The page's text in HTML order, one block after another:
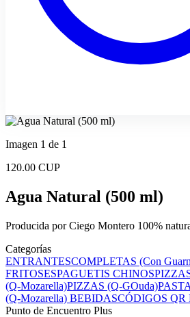
Imagen 1 de 1
120.00 CUP
Agua Natural (500 ml)
Producida por Ciego Montero 100%
Categorías
ENTRANTESCOMPLETAS (Con
FRITOSESPAGUETIS CHINOS
(Q-Mozarella)PIZZAS (Q-GOuda)
(Q-Mozarella) BEBIDASCÓDIGOS QR
Punto de Encuentro Plus